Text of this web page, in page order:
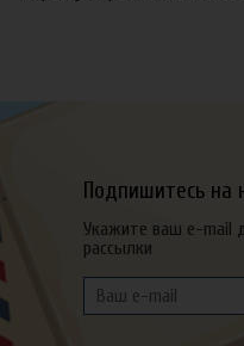
Подпишитесь на
Укажите ваш e-mail
рассылки